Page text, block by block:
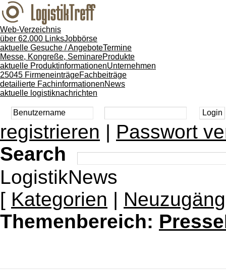
Web-Verzeichnis
über 62.000 LinksJobbörse
aktuelle Gesuche / AngeboteTermine
Messe, Kongreße, SeminareProdukte
aktuelle ProduktinformationenUnternehmen
25045 FirmeneinträgeFachbeiträge
detailierte FachinformationenNews
aktuelle logistiknachrichten
registrieren | Passwort
Search
LogistikNews
[ Kategorien |
Themenbereich: